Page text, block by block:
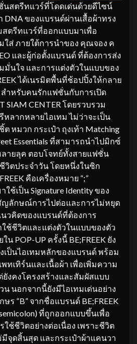
นสตรีทแวร์ที่โดดเด่นด้วยดีไซน์
DNA ของแบรนด์ผ่านเสื้อผ้าทรง
สตรีทแวร์ที่ออกแบบมาเพื่อ
ส่ ภายใต้การนำของ คุณจอง ค
และผู้ก่อตั้งแบรนด์ ที่ต้องการส่ง
มั่นใจ และการแต่งตัวในแบบของ
ได้เนรมิตพื้นที่ช้อปปิ้งให้กลาย
สำหรับคนรักแฟชั่นกับการเปิด
SIAM CENTER โดยรวบรวม
หลากหลายไอเทม ไม่ว่าจะเป็น
ต หมวก กระเป๋า ถุงเท้า Matching
Essentials ที่สามารถนำไปมิกซ์
ายลุค ตอบโจทย์ทั้งสายแฟชั่น
วิตประจำวัน โดยหนึ่งในซิก
คือเครื่องหมาย “;”
ใช้เป็น Signature Identity ของ
ญลักษณ์การไปต่อและการไม่หยุด
วคิดของแบรนด์ที่ต้องการ
ช้ชีวิตและแต่งตัวในแบบของตัว
น POP-UP ครั้งนี้ BE;FREEK ยัง
เป็นไอเทมหลักของแบรนด์ พร้อม
เทิร์นและเนื้อผ้า เพื่อเพิ่มความ
งคงโครงสร้างและสัมผัสแบบ
น นอกจากนี้ยังมีไอเทมเด่นอย่าง
“B” จากชื่อแบรนด์ BE;FREEK
ที่ถูกออกแบบขึ้นเพื่อ
ช้ชีวิตอย่างต่อเนื่อง เพราะชีวิต
จุดสิ้นสุด และกระเป๋าผ้าแคนวา